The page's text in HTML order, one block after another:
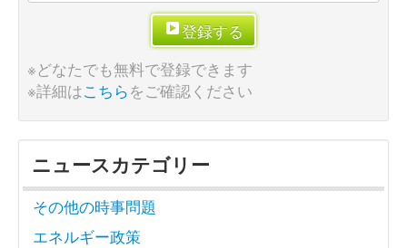
登録する
※どなたでも無料で登録できます
※詳細はこちらをご確認ください
ニュースカテゴリー
その他の時事問題
エネルギー政策